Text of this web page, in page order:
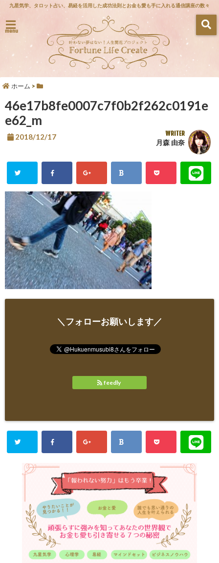
九星気学、タロット占い、易経を活用した成功法則とお金も愛も手に入れる通信講座の数々
menu
ホーム >
46e17b8fe0007c7f0b2f262c0191e
e62_m
2018/12/17 WRITER
月森 由奈
＼フォローお願いします／
feedly